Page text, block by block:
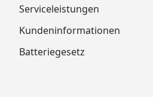
Serviceleistungen
Kundeninformationen
Batteriegesetz